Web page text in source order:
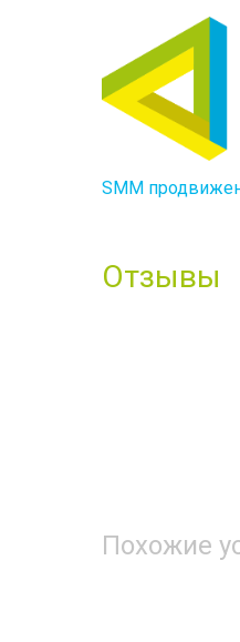
SMM
Отзывы
Похожие